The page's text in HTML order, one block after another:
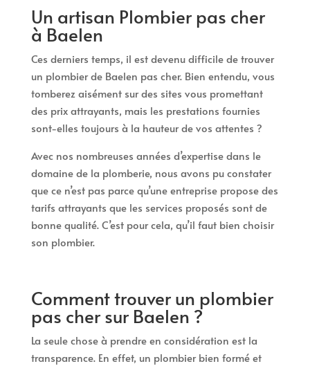
Un artisan Plombier pas cher
à Baelen
Ces derniers temps, il est devenu difficile de trouver
un plombier de Baelen pas cher. Bien entendu, vous
tomberez aisément sur des sites vous promettant
des prix attrayants, mais les prestations fournies
sont-elles toujours à la hauteur de vos attentes ?
Avec nos nombreuses années d’expertise dans le
domaine de la plomberie, nous avons pu constater
que ce n’est pas parce qu’une entreprise propose des
tarifs attrayants que les services proposés sont de
bonne qualité. C’est pour cela, qu’il faut bien choisir
son plombier.
Comment trouver un plombier
pas cher sur Baelen ?
La seule chose à prendre en considération est la
transparence. En effet, un plombier bien formé et